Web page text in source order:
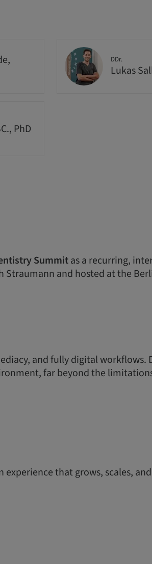
DDr.
Lukas
PhD
Summitas a recurring,
and hosted at the
and fully digital workflows.
far beyond the
experience that grows, scales,